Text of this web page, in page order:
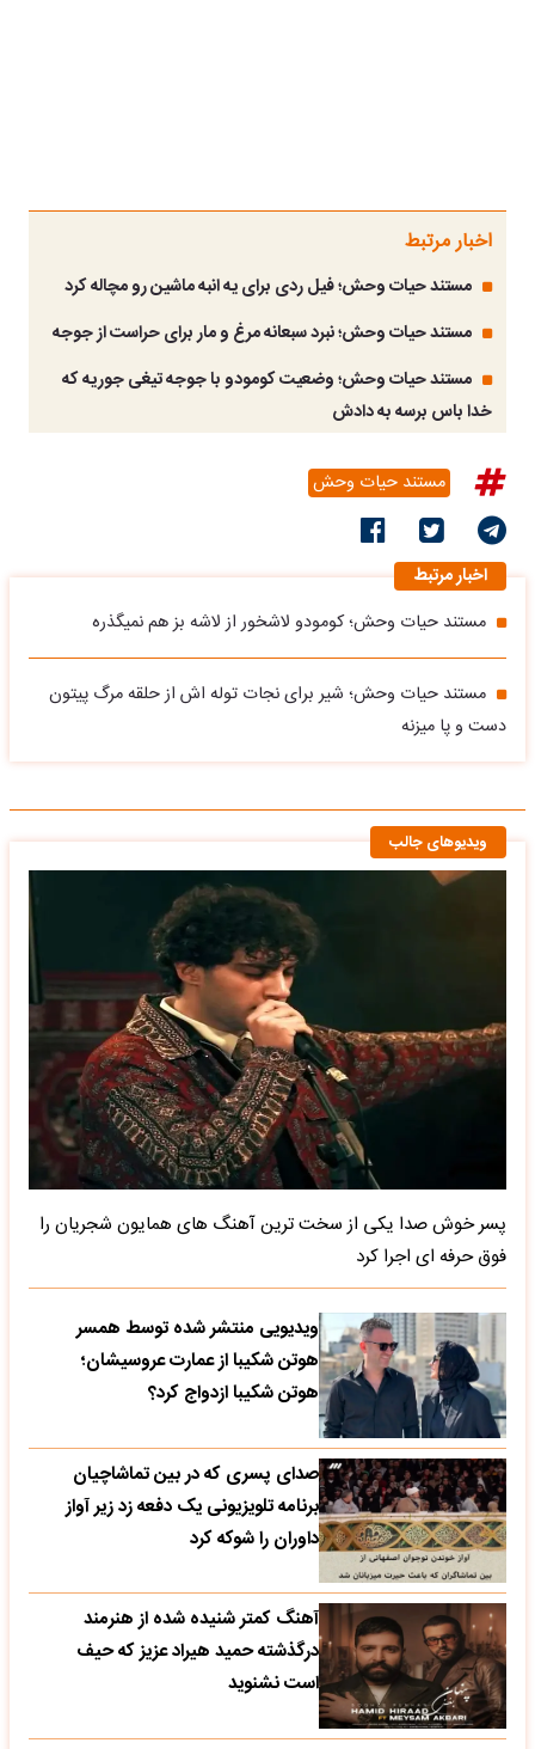
اخبار مرتبط
مستند حیات وحش؛ فیل ردی برای یه انبه ماشین رو مچاله کرد
مستند حیات وحش؛ نبرد سبعانه مرغ و مار برای حراست از جوجه
مستند حیات وحش؛ وضعیت کومودو با جوجه تیغی جوریه که
خدا باس برسه به دادش
مستند حیات وحش
اخبار مرتبط
مستند حیات وحش؛ کومودو لاشخور از لاشه بز هم نمیگذره
مستند حیات وحش؛ شیر برای نجات توله اش از حلقه مرگ پیتون
دست و پا میزنه
ویدیوهای جالب
پسر خوش صدا یکی از سخت ترین آهنگ های همایون شجریان را
فوق حرفه ای اجرا کرد
ویدیویی منتشر شده توسط همسر
هوتن شکیبا از عمارت عروسیشان؛
هوتن شکیبا ازدواج کرد؟
صدای پسری که در بین تماشاچیان
برنامه تلویزیونی یک دفعه زد زیر آواز
داوران را شوکه کرد
آهنگ کمتر شنیده شده از هنرمند
درگذشته حمید هیراد عزیز که حیف
است نشنوید